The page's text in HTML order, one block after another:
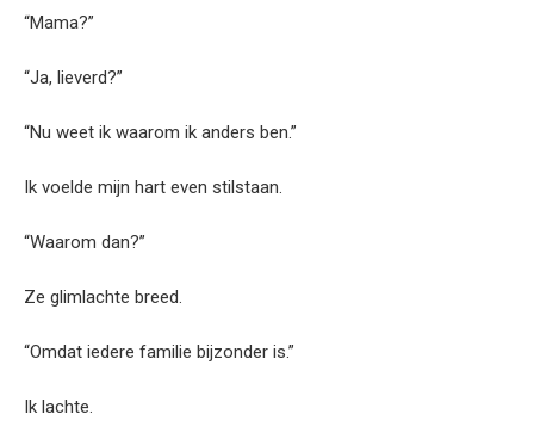
“Mama?”
“Ja, lieverd?”
“Nu weet ik waarom ik anders ben.”
Ik voelde mijn hart even stilstaan.
“Waarom dan?”
Ze glimlachte breed.
“Omdat iedere familie bijzonder is.”
Ik lachte.